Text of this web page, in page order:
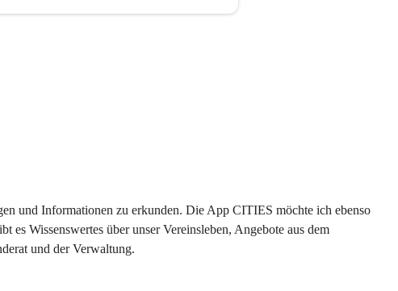
und Informationen zu erkunden. Die App CITIES möchte ich ebenso
Wissenswertes über unser Vereinsleben, Angebote aus dem
und der Verwaltung.